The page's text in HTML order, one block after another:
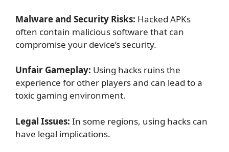
Malware and Security Risks: Hacked APKs
often contain malicious software that can
compromise your device’s security.
Unfair Gameplay: Using hacks ruins the
experience for other players and can lead to a
toxic gaming environment.
Legal Issues: In some regions, using hacks can
have legal implications.